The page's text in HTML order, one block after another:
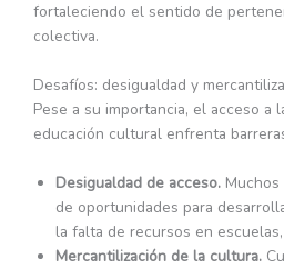
fortaleciendo el sentido de
colectiva.
Desafíos: desigualdad y
Pese a su importancia, el acceso a
educación cultural enfrenta
Desigualdad de acceso.
de oportunidades para
la falta de recursos en
Mercantilización de la cultura.